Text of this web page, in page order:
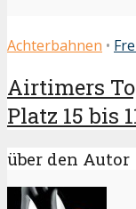
Achterbahnen •
Airtimers
Platz 15 bis
über den Autor